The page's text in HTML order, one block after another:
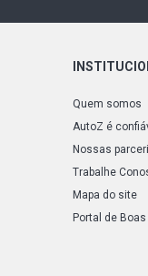
Quem somos
AutoZ é
Nossas
Trabalhe
Mapa do site
Portal de